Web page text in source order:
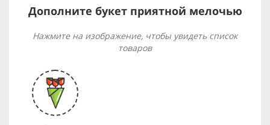
Дополните букет приятной мелочью
Нажмите на изображение, чтобы увидеть список
товаров